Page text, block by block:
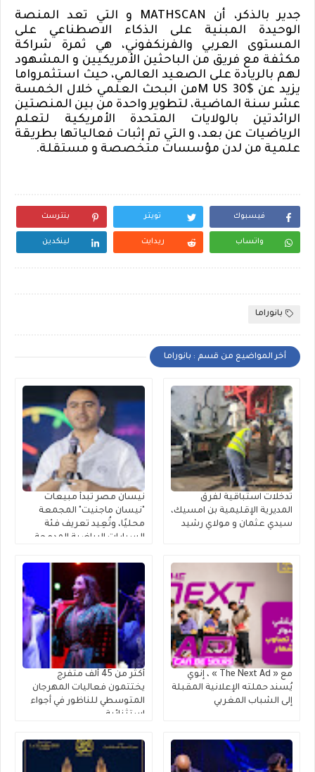
جدير بالذكر، أن MATHSCAN و التي تعد المنصة
الوحيدة المبنية على الذكاء الاصطناعي على
المستوى العربي والفرنكفوني، هي ثمرة شراكة
مكثفة مع فريق من الباحثين الأمريكيين و المشهود
لهم بالريادة على الصعيد العالمي، حيث استثمرواما
يزيد عن $30
M USمن البحث العلمي خلال الخمسة
عشر سنة الماضية، لتطوير واحدة من بين المنصتين
الرائدتين بالولايات المتحدة الأمريكية لتعلم
الرياضيات عن بعد، و التي تم إثبات فعالياتها بطريقة
علمية من لدن مؤسسات متخصصة و مستقلة.
فيسبوك تويتر بنترست
واتساب ريدايت لينكدين
بانوراما
أخر المواضيع من قسم : بانوراما
تدخلات استباقية لفرق
المديرية الإقليمية بن امسيك،
سيدي عثمان و مولاي رشيد
نيسان مصر تبدأ مبيعات
"نيسان ماجنيت" المجمعة
محليًا، وتُعِيد تعريف فئة
السيارات الرياضية المدمجة
مع « The Next Ad » ، إنوي
يُسند حملته الإعلانية المقبلة
إلى الشباب المغربي
أكثر من 45 ألف متفرج
يختتمون فعاليات المهرجان
المتوسطي للناظور في أجواء
استثنائية